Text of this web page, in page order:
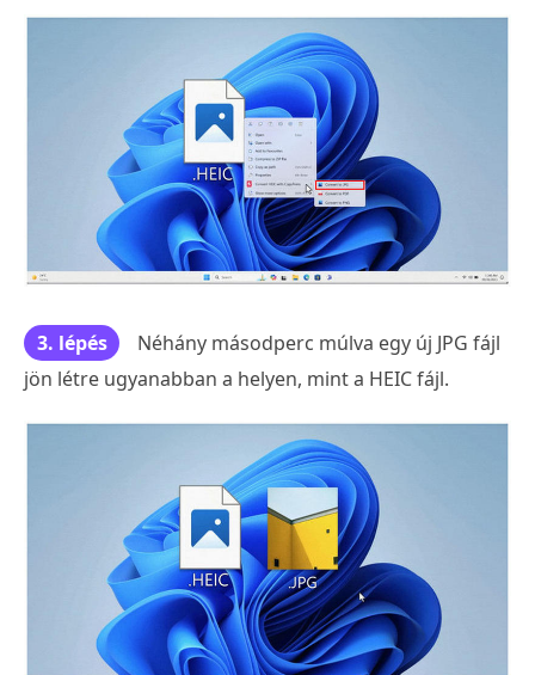
3. lépés
Néhány másodperc múlva egy új JPG fájl
jön létre ugyanabban a helyen, mint a HEIC fájl.